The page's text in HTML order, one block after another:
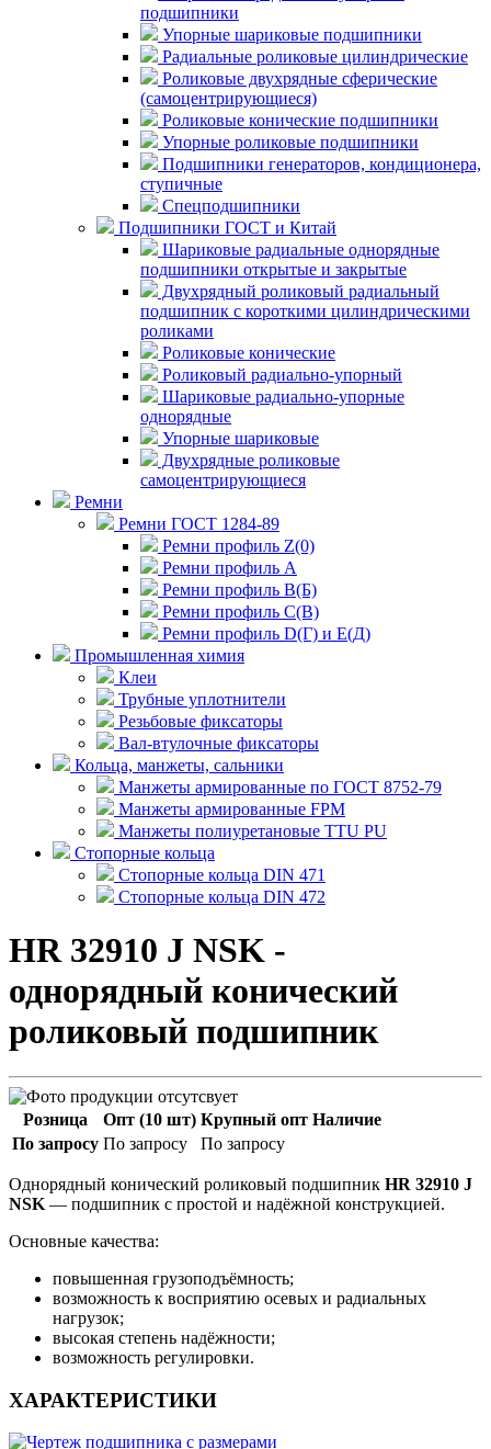
подшипники
Упорные шариковые подшипники
Радиальные роликовые цилиндрические
Роликовые двухрядные сферические
(самоцентрирующиеся)
Роликовые конические подшипники
Упорные роликовые подшипники
Подшипники генераторов, кондиционера,
ступичные
Спецподшипники
Подшипники ГОСТ и Китай
Шариковые радиальные однорядные
подшипники открытые и закрытые
Двухрядный роликовый радиальный
подшипник с короткими цилиндрическими
роликами
Роликовые конические
Роликовый радиально-упорный
Шариковые радиально-упорные
однорядные
Упорные шариковые
Двухрядные роликовые
самоцентрирующиеся
Ремни
Ремни ГОСТ 1284-89
Ремни профиль Z(0)
Ремни профиль А
Ремни профиль В(Б)
Ремни профиль С(В)
Ремни профиль D(Г) и E(Д)
Промышленная химия
Клеи
Трубные уплотнители
Резьбовые фиксаторы
Вал-втулочные фиксаторы
Кольца, манжеты, сальники
Манжеты армированные по ГОСТ 8752-79
Манжеты армированные FPM
Манжеты полиуретановые TTU PU
Стопорные кольца
Стопорные кольца DIN 471
Стопорные кольца DIN 472
HR 32910 J NSK -
однорядный конический
роликовый подшипник
Розница Опт (10 шт) Крупный опт Наличие
По запросу По запросу По запросу
Однорядный конический роликовый подшипник HR 32910 J
NSK — подшипник с простой и надёжной конструкцией.
Основные качества:
повышенная грузоподъёмность;
возможность к восприятию осевых и радиальных
нагрузок;
высокая степень надёжности;
возможность регулировки.
ХАРАКТЕРИСТИКИ